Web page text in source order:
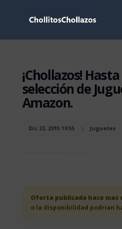
¡Chollazos!
selección de
Amazon.
Dic 22, 2015 19:55 | Juguetes
Oferta publicada hace mas
o la disponibilidad podrian